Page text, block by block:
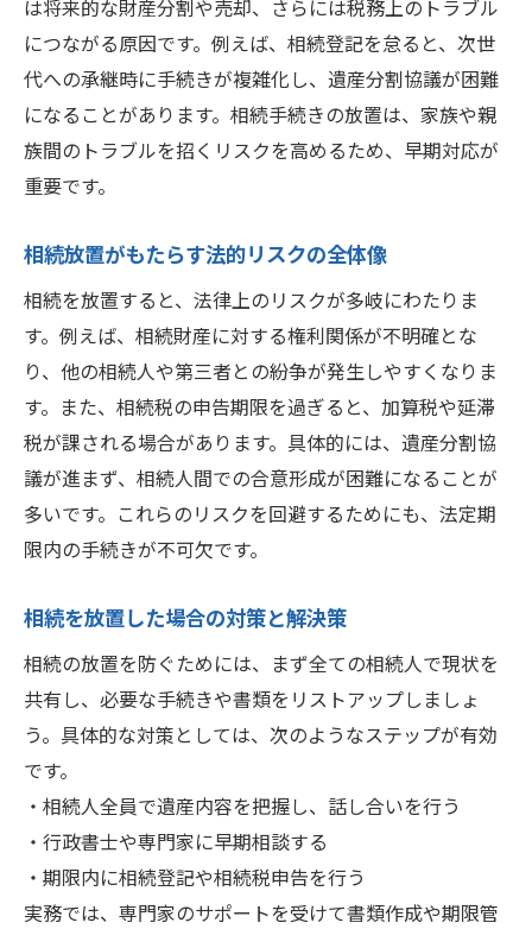
は将来的な財産分割や売却、さらには税務上のトラブル
につながる原因です。例えば、相続登記を怠ると、次世
代への承継時に手続きが複雑化し、遺産分割協議が困難
になることがあります。相続手続きの放置は、家族や親
族間のトラブルを招くリスクを高めるため、早期対応が
重要です。
相続放置がもたらす法的リスクの全体像
相続を放置すると、法律上のリスクが多岐にわたりま
す。例えば、相続財産に対する権利関係が不明確とな
り、他の相続人や第三者との紛争が発生しやすくなりま
す。また、相続税の申告期限を過ぎると、加算税や延滞
税が課される場合があります。具体的には、遺産分割協
議が進まず、相続人間での合意形成が困難になることが
多いです。これらのリスクを回避するためにも、法定期
限内の手続きが不可欠です。
相続を放置した場合の対策と解決策
相続の放置を防ぐためには、まず全ての相続人で現状を
共有し、必要な手続きや書類をリストアップしましょ
う。具体的な対策としては、次のようなステップが有効
です。
・相続人全員で遺産内容を把握し、話し合いを行う
・行政書士や専門家に早期相談する
・期限内に相続登記や相続税申告を行う
実務では、専門家のサポートを受けて書類作成や期限管